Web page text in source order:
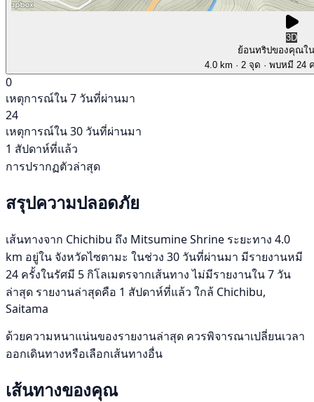
3D
ย้อนทริปของคุณใ
4.0 km · 2 จุด · พบหมี 24
0
เหตุการณ์ใน 7 วันที่ผ่านมา
24
เหตุการณ์ใน 30 วันที่ผ่านมา
1 สัปดาห์ที่แล้ว
การปรากฏตัวล่าสุด
สรุปความปลอดภัย
เส้นทางจาก Chichibu ถึง Mitsumine Shrine ระยะทาง 4.0
km อยู่ใน จังหวัดไซตามะ ในช่วง 30 วันที่ผ่านมา มีรายงานหมี
24 ครั้งในรัศมี 5 กิโลเมตรจากเส้นทาง ไม่มีรายงานใน 7 วัน
ล่าสุด รายงานล่าสุดคือ 1 สัปดาห์ที่แล้ว ใกล้ Chichibu,
Saitama
ด้วยความหนาแน่นของรายงานล่าสุด ควรพิจารณาเปลี่ยนเวลา
ออกเดินทางหรือเลือกเส้นทางอื่น
เส้นทางของคุณ